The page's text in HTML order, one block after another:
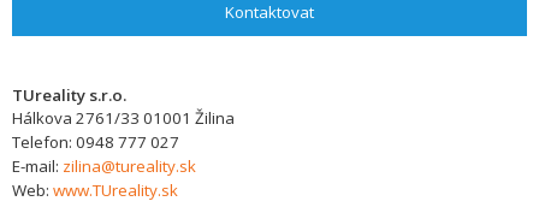
Kontaktovat
TUreality s.r.o.
Hálkova 2761/33 01001 Žilina
Telefon: 0948 777 027
E-mail: zilina@tureality.sk
Web: www.TUreality.sk